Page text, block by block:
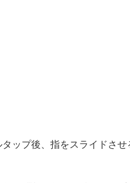
タップ後、指をスライドさ